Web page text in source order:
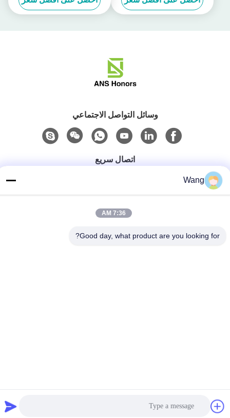
وسائل التواصل الاجتماعي
اتصال سريع
هاتف
86-158-8106-2591
Wang
7:36 AM
Good day, what product are you looking for?